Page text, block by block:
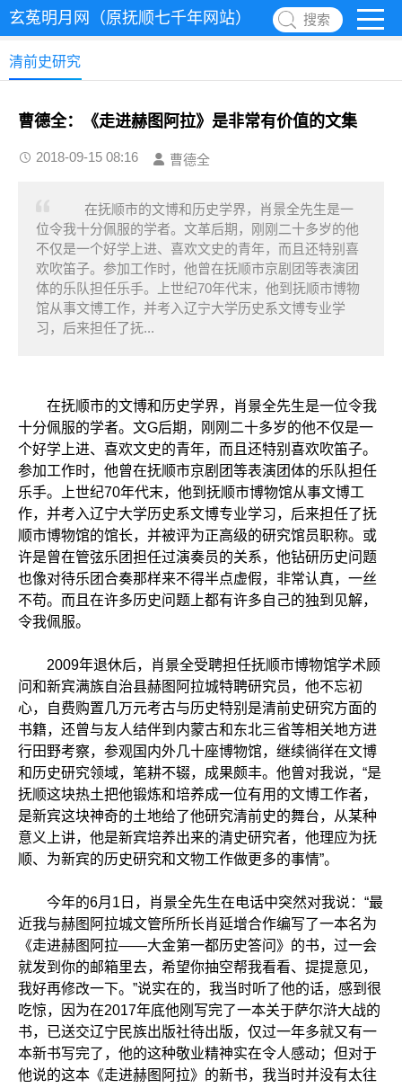
玄菟明月网（原抚顺七千年网站） 搜索
清前史研究
曹德全：《走进赫图阿拉》是非常有价值的文集
2018-09-15 08:16 曹德全
在抚顺市的文博和历史学界，肖景全先生是一
位令我十分佩服的学者。文革后期，刚刚二十多岁的他
不仅是一个好学上进、喜欢文史的青年，而且还特别喜
欢吹笛子。参加工作时，他曾在抚顺市京剧团等表演团
体的乐队担任乐手。上世纪70年代末，他到抚顺市博物
馆从事文博工作，并考入辽宁大学历史系文博专业学
习，后来担任了抚...
在抚顺市的文博和历史学界，肖景全先生是一位令我
十分佩服的学者。文G后期，刚刚二十多岁的他不仅是一
个好学上进、喜欢文史的青年，而且还特别喜欢吹笛子。
参加工作时，他曾在抚顺市京剧团等表演团体的乐队担任
乐手。上世纪70年代末，他到抚顺市博物馆从事文博工
作，并考入辽宁大学历史系文博专业学习，后来担任了抚
顺市博物馆的馆长，并被评为正高级的研究馆员职称。或
许是曾在管弦乐团担任过演奏员的关系，他钻研历史问题
也像对待乐团合奏那样来不得半点虚假，非常认真，一丝
不苟。而且在许多历史问题上都有许多自己的独到见解，
令我佩服。
2009年退休后，肖景全受聘担任抚顺市博物馆学术顾
问和新宾满族自治县赫图阿拉城特聘研究员，他不忘初
心，自费购置几万元考古与历史特别是清前史研究方面的
书籍，还曾与友人结伴到内蒙古和东北三省等相关地方进
行田野考察，参观国内外几十座博物馆，继续徜徉在文博
和历史研究领域，笔耕不辍，成果颇丰。他曾对我说，“是
抚顺这块热土把他锻炼和培养成一位有用的文博工作者，
是新宾这块神奇的土地给了他研究清前史的舞台，从某种
意义上讲，他是新宾培养出来的清史研究者，他理应为抚
顺、为新宾的历史研究和文物工作做更多的事情”。
今年的6月1日，肖景全先生在电话中突然对我说：“最
近我与赫图阿拉城文管所所长肖延增合作编写了一本名为
《走进赫图阿拉——大金第一都历史答问》的书，过一会
就发到你的邮箱里去，希望你抽空帮我看看、提提意见，
我好再修改一下。”说实在的，我当时听了他的话，感到很
吃惊，因为在2017年底他刚写完了一本关于萨尔浒大战的
书，已送交辽宁民族出版社待出版，仅过一年多就又有一
本新书写完了，他的这种敬业精神实在令人感动；但对于
他说的这本《走进赫图阿拉》的新书，我当时并没有太往